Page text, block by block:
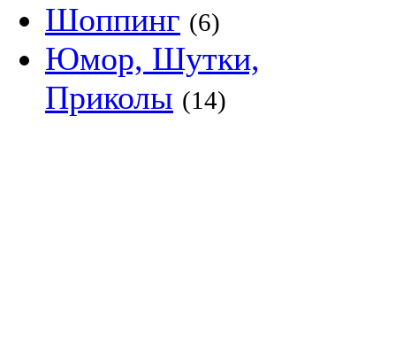
Шоппинг (6)
Юмор, Шутки,
Приколы (14)